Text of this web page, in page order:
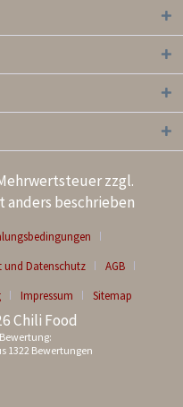
zzgl.
anders beschrieben
und Datenschutz
AGB
Impressum Sitemap
Chili Food
1322 Bewertungen